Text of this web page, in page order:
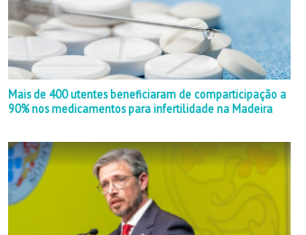
Mais de 400 utentes beneficiaram de comparticipação a
90% nos medicamentos para infertilidade na Madeira